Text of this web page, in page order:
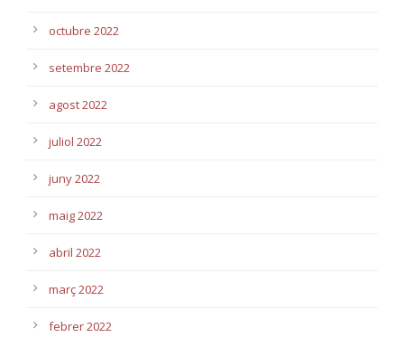
octubre 2022
setembre 2022
agost 2022
juliol 2022
juny 2022
maig 2022
abril 2022
març 2022
febrer 2022